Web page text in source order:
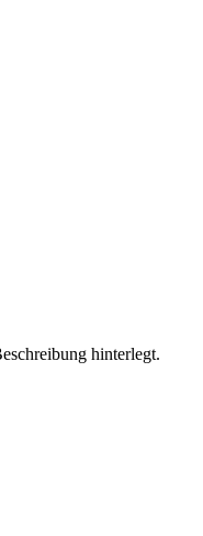
hinterlegt.